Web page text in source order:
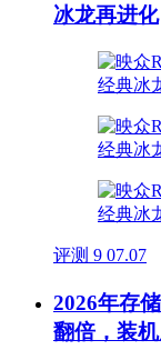
冰龙再进化
评测 9 07.07
2026年存
翻倍，装